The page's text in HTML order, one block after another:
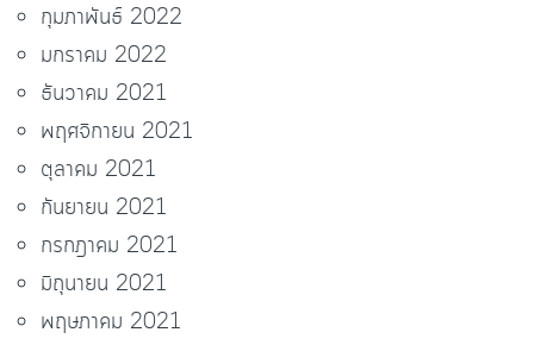
กุมภาพันธ์ 2022
มกราคม 2022
ธันวาคม 2021
พฤศจิกายน 2021
ตุลาคม 2021
กันยายน 2021
กรกฎาคม 2021
มิถุนายน 2021
พฤษภาคม 2021